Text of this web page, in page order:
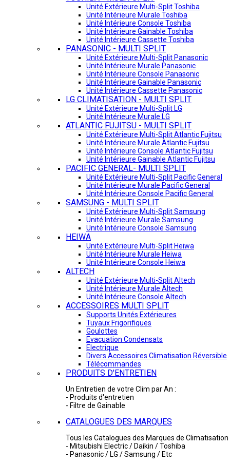
Unité Extérieure Multi-Split Toshiba
Unité Intérieure Murale Toshiba
Unité Intérieure Console Toshiba
Unité Intérieure Gainable Toshiba
Unité Intérieure Cassette Toshiba
PANASONIC - MULTI SPLIT
Unité Extérieure Multi-Split Panasonic
Unité Intérieure Murale Panasonic
Unité Intérieure Console Panasonic
Unité Intérieure Gainable Panasonic
Unité Intérieure Cassette Panasonic
LG CLIMATISATION - MULTI SPLIT
Unité Extérieure Multi-Split LG
Unité Intérieure Murale LG
ATLANTIC FUJITSU - MULTI SPLIT
Unité Extérieure Multi-Split Atlantic Fujitsu
Unité Intérieure Murale Atlantic Fujitsu
Unité Intérieure Console Atlantic Fujitsu
Unité Intérieure Gainable Atlantic Fujitsu
PACIFIC GENERAL- MULTI SPLIT
Unité Extérieure Multi-Split Pacific General
Unité Intérieure Murale Pacific General
Unité Intérieure Console Pacific General
SAMSUNG - MULTI SPLIT
Unité Extérieure Multi-Split Samsung
Unité Intérieure Murale Samsung
Unité Intérieure Console Samsung
HEIWA
Unité Extérieure Multi-Split Heiwa
Unité Intérieure Murale Heiwa
Unité Intérieure Console Heiwa
ALTECH
Unité Extérieure Multi-Split Altech
Unité Intérieure Murale Altech
Unité Intérieure Console Altech
ACCESSOIRES MULTI SPLIT
Supports Unités Extérieures
Tuyaux Frigorifiques
Goulottes
Evacuation Condensats
Electrique
Divers Accessoires Climatisation Réversible
Télécommandes
PRODUITS D'ENTRETIEN
Un Entretien de votre Clim par An :
- Produits d'entretien
- Filtre de Gainable
CATALOGUES DES MARQUES
Tous les Catalogues des Marques de Climatisation
- Mitsubishi Electric / Daikin / Toshiba
- Panasonic / LG / Samsung / Etc